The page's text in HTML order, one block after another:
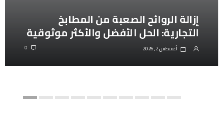
إزالة الروائح الصعبة من المطابخ
التجارية: الحل الأفضل والأكثر موثوقية
أغسطس 2, 2026 0